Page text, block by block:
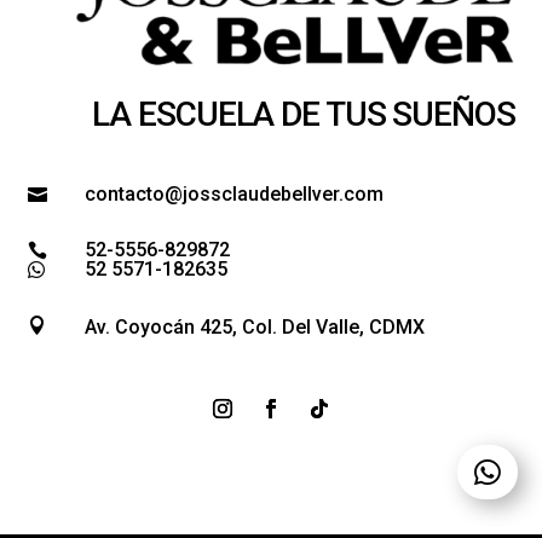
LA ESCUELA DE TUS SUEÑOS
 contacto@jossclaudebellver.com
 52-5556-829872
 52 5571-182635
 Av. Coyocán 425, Col. Del Valle, CDMX
